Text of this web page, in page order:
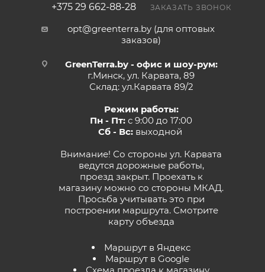
+375 29 662-88-28 ЗАКАЗАТЬ ЗВОНОК
opt@greenterra.by (для оптовых
заказов)
GreenTerra.by - офис и шоу-рум:
г.Минск, ул. Карвата, 89
Склад: ул.Карвата 89/2
Режим работы:
Пн - Пт: с 9:00 до 17:00
Сб - Вс:выходной
Внимание! Со стороны ул. Карвата
ведутся дорожные работы,
проезд закрыт. Проехать к
магазину можно со стороны МКАД.
Просьба учитывать это при
построении маршрута. Смотрите
карту объезда
Маршрут в Яндекс
Маршрут в Google